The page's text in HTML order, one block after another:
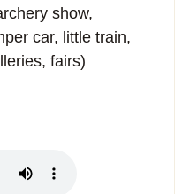
show,
car, little train,
fairs)